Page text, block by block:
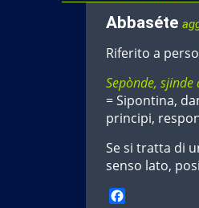
Abbaséte
Riferito a
Sepònde, sjinde
= Sipontina,
principi,
Se si tratta di
senso lato,